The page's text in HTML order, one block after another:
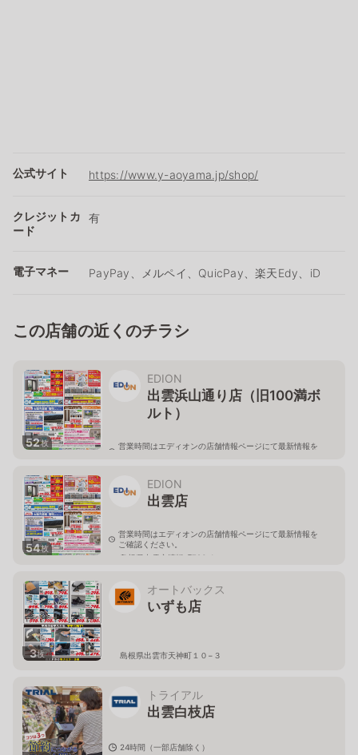
公式サイト https://www.y-aoyama.jp/shop/
クレジットカ
ード
有
電子マネー PayPay、メルペイ、QuicPay、楽天Edy、iD
この店舗の近くのチラシ
52枚
EDION
出雲浜山通り店（旧100満ボ
ルト）
営業時間はエディオンの店舗情報ページにて最新情報を
54枚
EDION
出雲店
営業時間はエディオンの店舗情報ページにて最新情報を
ご確認ください。
島根県出雲市渡橋町796-1
3枚
オートバックス
いずも店
島根県出雲市天神町１０−３
トライアル
出雲白枝店
24時間（一部店舗除く）